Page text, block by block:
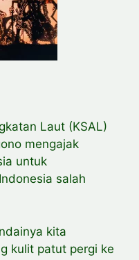
Laut (KSAL)
mengajak
untuk
salah
kita
kulit patut pergi ke